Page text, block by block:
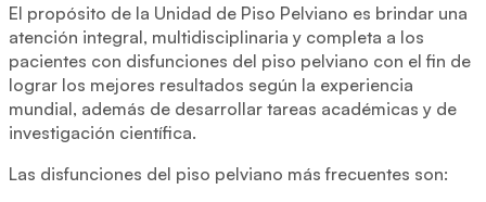
El propósito de la Unidad de Piso Pelviano es brindar una
atención integral, multidisciplinaria y completa a los
pacientes con disfunciones del piso pelviano con el fin de
lograr los mejores resultados según la experiencia
mundial, además de desarrollar tareas académicas y de
investigación científica.
Las disfunciones del piso pelviano más frecuentes son: